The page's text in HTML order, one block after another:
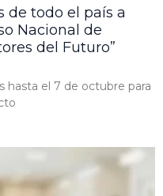
de todo el país a
Nacional de
del Futuro”
hasta el 7 de octubre para